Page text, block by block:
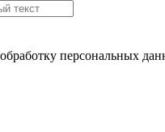
персональных